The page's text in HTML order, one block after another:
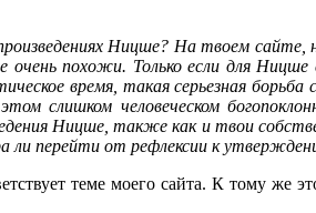
Ницше? На твоем
похожи. Только если для Ницше
время, такая серьезная
слишком человеческом
Ницше, также как и твои
ли перейти от рефлексии к
теме моего сайта. К тому же